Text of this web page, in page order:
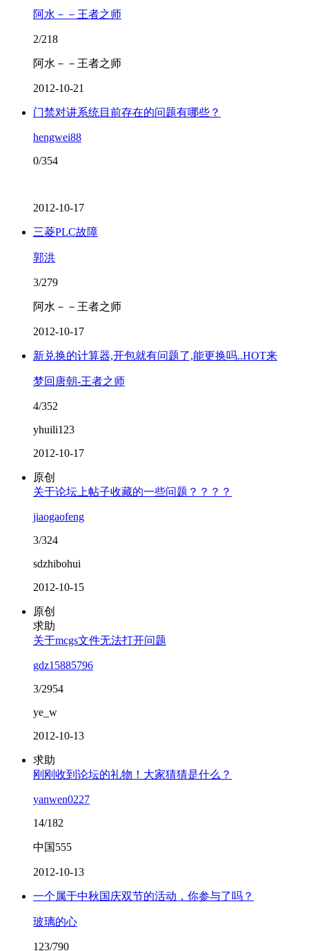
阿水－－王者之师
2/218
阿水－－王者之师
2012-10-21
门禁对讲系统目前存在的问题有哪些？
hengwei88
0/354
2012-10-17
三菱PLC故障
郭洪
3/279
阿水－－王者之师
2012-10-17
新兑换的计算器,开包就有问题了,能更换吗..HOT来
梦回唐朝-王者之师
4/352
yhuili123
2012-10-17
原创
关于论坛上帖子收藏的一些问题？？？？
jiaogaofeng
3/324
sdzhibohui
2012-10-15
原创
求助
关于mcgs文件无法打开问题
gdz15885796
3/2954
ye_w
2012-10-13
求助
刚刚收到论坛的礼物！大家猜猜是什么？
yanwen0227
14/182
中国555
2012-10-13
一个属于中秋国庆双节的活动，你参与了吗？
玻璃的心
123/790